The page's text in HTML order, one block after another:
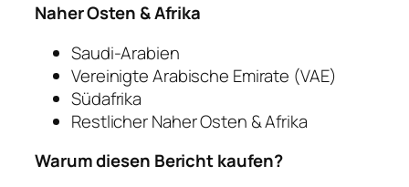
Naher Osten & Afrika
Saudi-Arabien
Vereinigte Arabische Emirate (VAE)
Südafrika
Restlicher Naher Osten & Afrika
Warum diesen Bericht kaufen?